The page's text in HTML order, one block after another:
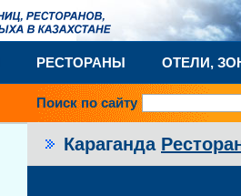
РЕСТОРАНЫ ОТЕЛИ,
Поиск по сайту
Караганда